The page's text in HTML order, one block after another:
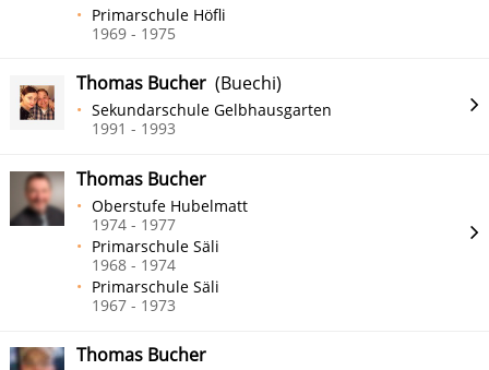
Suchen
Primarschule Höfli
1969 - 1975
Thomas Bucher (Buechi)
Sekundarschule Gelbhausgarten
1991 - 1993
Thomas Bucher
Oberstufe Hubelmatt
1974 - 1977
Primarschule Säli
1968 - 1974
Primarschule Säli
1967 - 1973
Thomas Bucher